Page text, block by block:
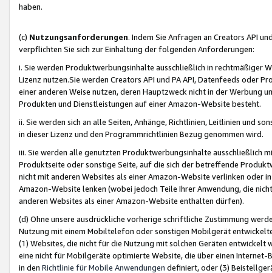
haben.
(c) Nutzungsanforderungen. Indem Sie Anfragen an Creators API
verpflichten Sie sich zur Einhaltung der folgenden Anforderungen:
i. Sie werden Produktwerbungsinhalte ausschließlich in rechtmäßiger
Lizenz nutzen.Sie werden Creators API und PA API, Datenfeeds oder
einer anderen Weise nutzen, deren Hauptzweck nicht in der Werbung
Produkten und Dienstleistungen auf einer Amazon-Website besteht.
ii. Sie werden sich an alle Seiten, Anhänge, Richtlinien, Leitlinien und
in dieser Lizenz und den Programmrichtlinien Bezug genommen wird.
iii. Sie werden alle genutzten Produktwerbungsinhalte ausschließlich
Produktseite oder sonstige Seite, auf die sich der betreffende
nicht mit anderen Websites als einer Amazon-Website verlinken oder
Amazon-Website lenken (wobei jedoch Teile Ihrer Anwendung, die
anderen Websites als einer Amazon-Website enthalten dürfen).
(d) Ohne unsere ausdrückliche vorherige schriftliche Zustimmung
Nutzung mit einem Mobiltelefon oder sonstigen Mobilgerät
(1) Websites, die nicht für die Nutzung mit solchen Geräten
eine nicht für Mobilgeräte optimierte Website, die über einen
in den Richtlinie für Mobile Anwendungen definiert, oder (3)